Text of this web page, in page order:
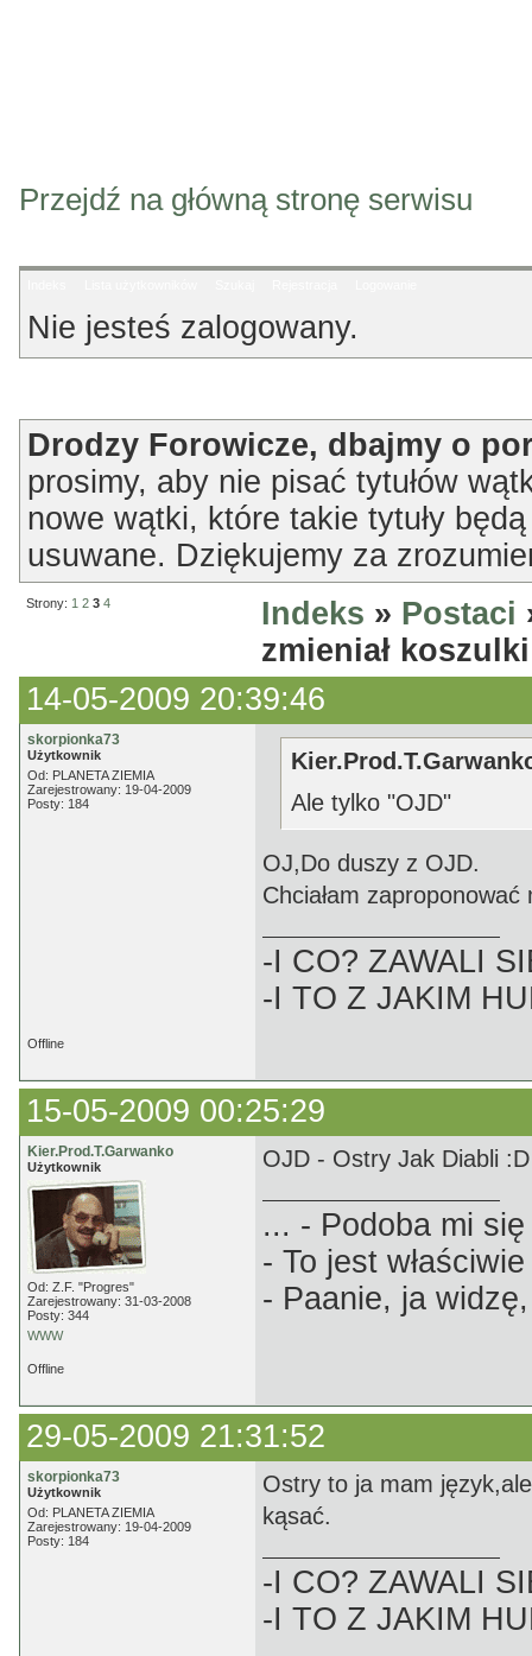
Przejdź na główną stronę serwisu
Nie jesteś zalogowany.
Drodzy Forowicze, dbajmy o
prosimy, aby nie pisać tytułów
nowe wątki, które takie tytuły
usuwane. Dziękujemy za
Strony: 1 2 3 4 Indeks » Postaci
zmieniał
14-05-2009 20:39:46
skorpionka73
Użytkownik
Od: PLANETA ZIEMIA
Zarejestrowany: 19-04-2009
Posty: 184
Ale tylko "OJD"
OJ,Do duszy z OJD.
Chciałam
-I CO? ZAWALI
-I TO Z JAKIM
Offline
15-05-2009 00:25:29
Kier.Prod.T.Garwanko
Użytkownik
Od: Z.F. "Progres"
Zarejestrowany: 31-03-2008
Posty: 344
WWW
OJD - Ostry Jak Diabli
... - Podoba mi
- To jest
- Paanie, ja
Offline
29-05-2009 21:31:52
skorpionka73
Użytkownik
Od: PLANETA ZIEMIA
Zarejestrowany: 19-04-2009
Posty: 184
Ostry to ja mam
kąsać.
-I CO? ZAWALI
-I TO Z JAKIM